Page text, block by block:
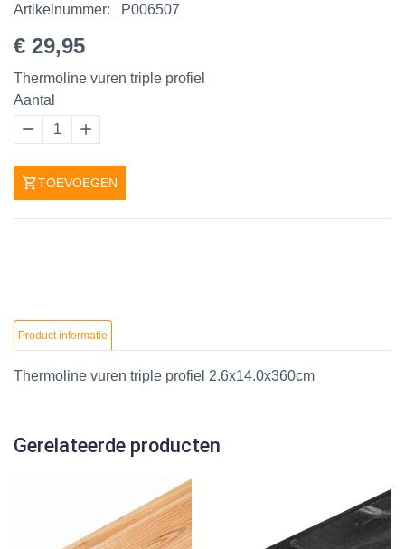
Artikelnummer:
P006507
€ 29,95
Thermoline vuren triple profiel
Aantal
1
TOEVOEGEN
Product informatie
Thermoline vuren triple profiel 2.6x14.0x360cm
Gerelateerde producten